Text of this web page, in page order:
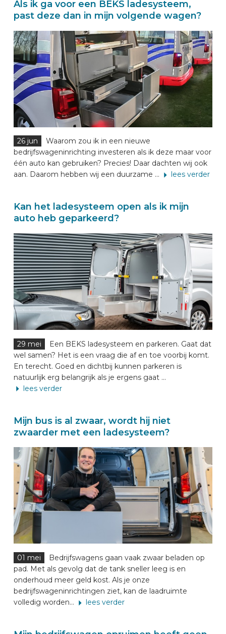
Als ik ga voor een BEKS ladesysteem,
past deze dan in mijn volgende wagen?
26 jun
Waarom zou ik in een nieuwe
bedrijfswageninrichting investeren als ik deze maar voor
één auto kan gebruiken? Precies! Daar dachten wij ook
aan. Daarom hebben wij een duurzame ...
lees verder
Kan het ladesysteem open als ik mijn
auto heb geparkeerd?
29 mei
Een BEKS ladesysteem en parkeren. Gaat dat
wel samen? Het is een vraag die af en toe voorbij komt.
En terecht. Goed en dichtbij kunnen parkeren is
natuurlijk erg belangrijk als je ergens gaat ...
lees verder
Mijn bus is al zwaar, wordt hij niet
zwaarder met een ladesysteem?
01 mei
Bedrijfswagens gaan vaak zwaar beladen op
pad. Met als gevolg dat de tank sneller leeg is en
onderhoud meer geld kost. Als je onze
bedrijfswageninrichtingen ziet, kan de laadruimte
volledig worden...
lees verder